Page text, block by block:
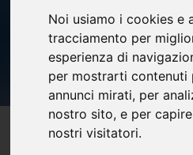
Noi usiamo i cookies e
tracciamento per
esperienza di
per mostrarti contenuti
annunci mirati, per
nostro sito, e per
nostri visitatori.